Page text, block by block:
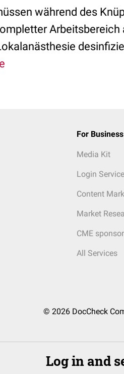
während des
For Business
Media Kit
Login
Content
Market
CME
All Services
© 2026 DocCheck
Log in and